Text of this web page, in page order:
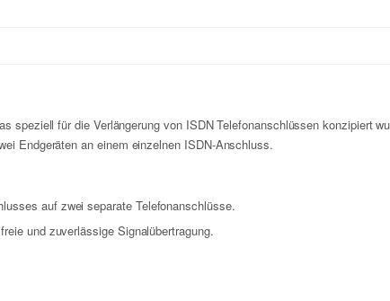
speziell für die Verlängerung von ISDN Telefonanschlüssen konzipiert
Endgeräten an einem einzelnen ISDN-Anschluss.
auf zwei separate Telefonanschlüsse.
und zuverlässige Signalübertragung.